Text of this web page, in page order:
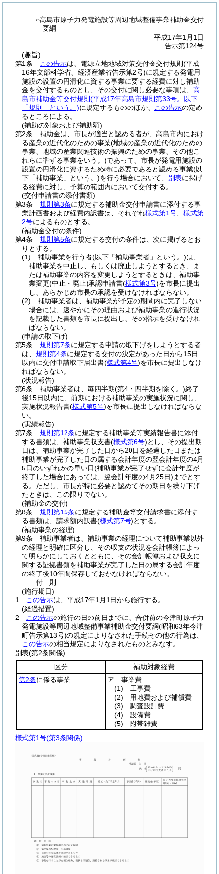
○高島市原子力発電施設等周辺地域整備事業補助金交付
要綱
平成17年1月1日
告示第124号
(趣旨)
第1条
この告示は、電源立地地域対策交付金交付規則 (平成
16年文部科学省、経済産業省告示第2号)に規定する発電用
施設の設置の円滑化に資する事業に要する経費に対し補助
金を交付するものとし、その交付に関し必要な事項は、 高
島市補助金等交付規則 (平成17年高島市規則第33号。以下
「規則」という。)に規定するもののほか、 この告示の定め
るところによる。
(補助の対象および補助額)
第2条
補助金は、市長が適当と認める者が、高島市内におけ
る産業の近代化のための事業(地域の産業の近代化のための
事業、地域の産業関連技術の振興のための事業、その他こ
れらに準ずる事業をいう。)であって、市長が発電用施設の
設置の円滑化に資するため特に必要であると認める事業(以
下「補助事業」という。)を行う場合において、 別表に掲げ
る経費に対し、予算の範囲内において交付する。
(交付申請書の添付書類)
第3条
規則第3条に規定する補助金交付申請書に添付する事
業計画書および経費内訳書は、それぞれ様式第1号
様式第
2号によるものとする。
(補助金交付の条件)
第4条
規則第5条に規定する交付の条件は、次に掲げるとお
りとする。
(1)
補助事業を行う者(以下「補助事業者」という。)は、
補助事業を中止し、もしくは廃止しようとするとき、ま
たは補助事業の内容を変更しようとするときは、補助事
業変更(中止・廃止)承認申請書(様式第3号)を市長に提出
し、あらかじめ市長の承認を受けなければならない。
(2)
補助事業者は、補助事業が予定の期間内に完了しない
場合には、速やかにその理由および補助事業の進行状況
を記載した書類を市長に提出し、その指示を受けなけれ
ばならない。
(申請の取下げ)
第5条
規則第7条に規定する申請の取下げをしようとする者
は、 規則第4条に規定する交付の決定があった日から15日
以内に交付申請取下届出書(様式第4号)を市長に提出しなけ
ればならない。
(状況報告)
第6条
補助事業者は、毎四半期(第4・四半期を除く。)終了
後15日以内に、前期における補助事業の実施状況に関し、
実施状況報告書(様式第5号)を市長に提出しなければならな
い。
(実績報告)
第7条
規則第12条に規定する補助事業等実績報告書に添付
する書類は、補助事業収支書(様式第6号)とし、その提出期
日は、補助事業が完了した日から20日を経過した日または
補助事業が完了した日の属する会計年度の翌会計年度の4月
5日のいずれかの早い日(補助事業が完了せずに会計年度が
終了した場合にあっては、翌会計年度の4月25日) までとす
る。 ただし、市長が特に必要と認めてその期日を繰り下げ
たときは、この限りでない。
(補助金の交付)
第8条
規則第15条に規定する補助金等交付請求書に添付す
る書類は、請求額内訳書(様式第7号)とする。
(補助事業の経理)
第9条
補助事業者は、補助事業の経理について補助事業以外
の経理と明確に区分し、その収支の状況を会計帳簿によっ
て明らかにしておくとともに、その会計帳簿および収支に
関する証拠書類を補助事業が完了した日の属する会計年度
の終了後10年間保存しておかなければならない。
付 則
(施行期日)
1
この告示は、平成17年1月1日から施行する。
(経過措置)
2
この告示の施行の日の前日までに、合併前の今津町原子力
発電施設等周辺地域整備事業補助金交付要綱(昭和63年今津
町告示第13号)の規定によりなされた手続その他の行為は、
この告示の相当規定によりなされたものとみなす。
別表(第2条関係)
区分
補助対象経費
第2条に係る事業
ア 事業費
(1) 工事費
(2) 用地費および補償費
(3) 調査設計費
(4) 設備費
(5) 附帯雑費
様式第1号(第3条関係)